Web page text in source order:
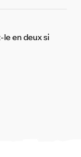
en deux si